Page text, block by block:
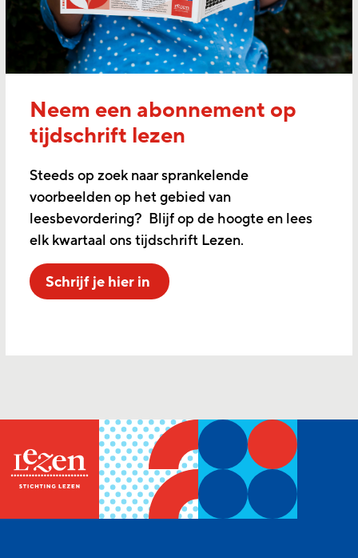
Neem een abonnement op
tijdschrift lezen
Steeds op zoek naar sprankelende
voorbeelden op het gebied van
leesbevordering? Blijf op de hoogte en lees
elk kwartaal ons tijdschrift Lezen.
Schrijf je hier in